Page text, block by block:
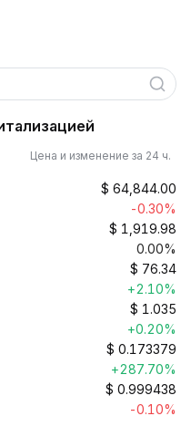
Цена и изменение за 24 ч.
$ 64,844.00
-0.30%
$ 1,919.98
0.00%
$ 76.34
+2.10%
$ 1.035
+0.20%
$ 0.173379
+287.70%
$ 0.999438
-0.10%